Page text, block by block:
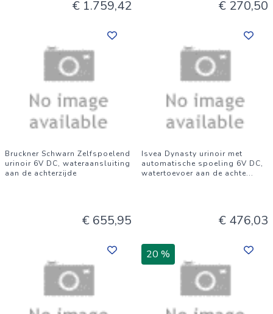
€ 1.759,42 € 270,50
Bruckner Schwarn Zelfspoelend
urinoir 6V DC, wateraansluiting
aan de achterzijde
€ 655,95
Isvea Dynasty urinoir met
automatische spoeling 6V DC,
watertoevoer aan de achte...
€ 476,03
20 %